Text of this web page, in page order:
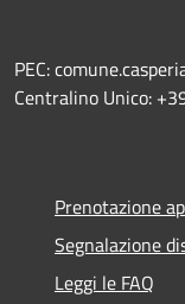
PEC:
Centralino Unico:
Prenotazione
Segnalazione
Leggi le FAQ